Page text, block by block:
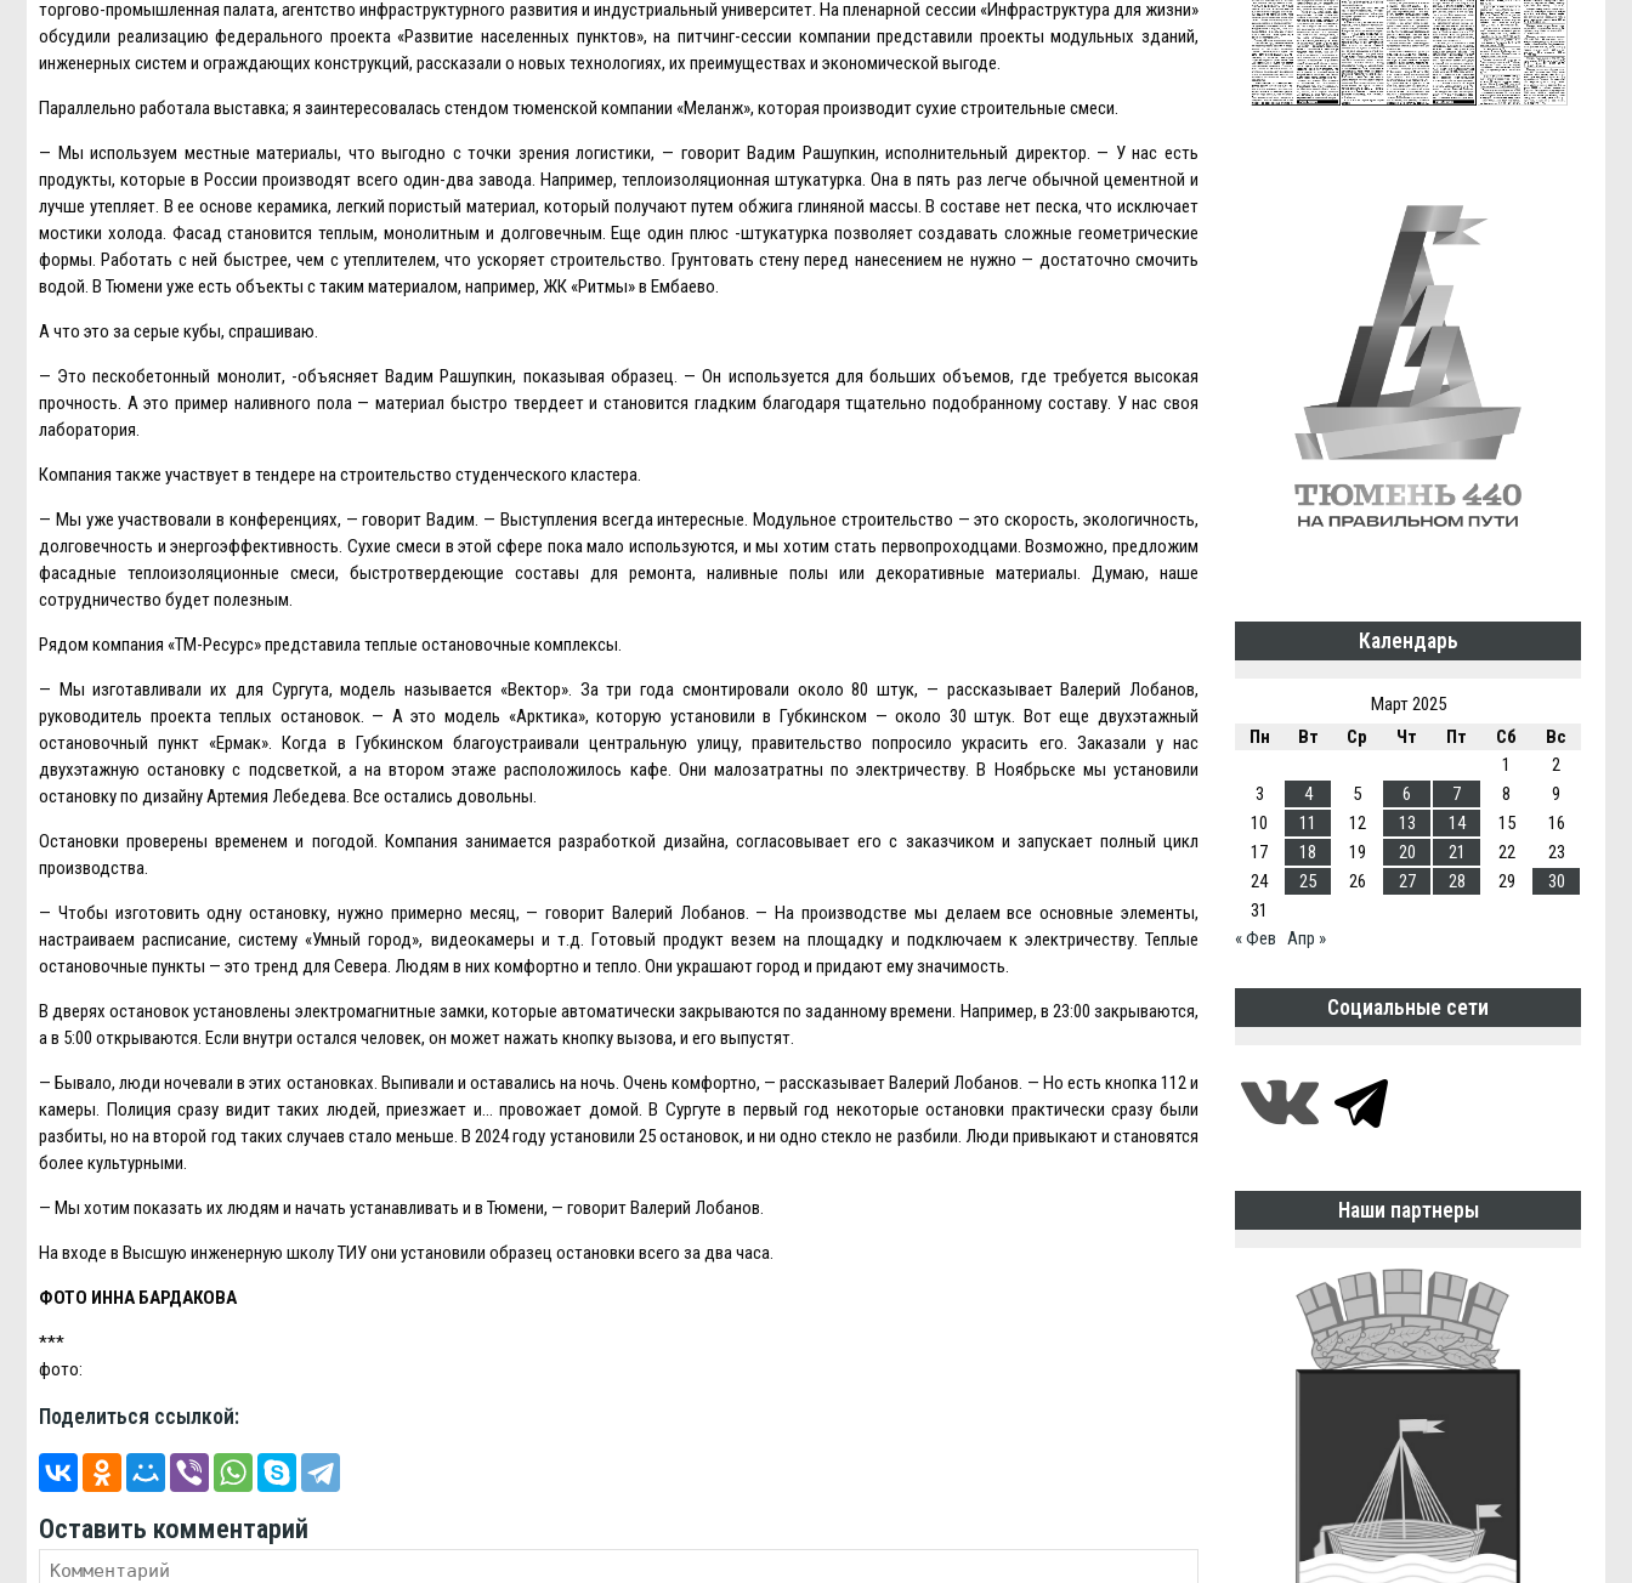
торгово-промышленная палата, агентство инфраструктурного развития и индустриальный университет. На пленарной сессии «Инфраструктура для жизни»
обсудили реализацию федерального проекта «Развитие населенных пунктов», на питчинг-сессии компании представили проекты модульных зданий,
инженерных систем и ограждающих конструкций, рассказали о новых технологиях, их преимуществах и экономической выгоде.
Параллельно работала выставка; я заинтересовалась стендом тюменской компании «Меланж», которая производит сухие строительные смеси.
— Мы используем местные материалы, что выгодно с точки зрения логистики, — говорит Вадим Рашупкин, исполнительный директор. — У нас есть
продукты, которые в России производят всего один-два завода. Например, теплоизоляционная штукатурка. Она в пять раз легче обычной цементной и
лучше утепляет. В ее основе керамика, легкий пористый материал, который получают путем обжига глиняной массы. В составе нет песка, что исключает
мостики холода. Фасад становится теплым, монолитным и долговечным. Eще один плюс -штукатурка позволяет создавать сложные геометрические
формы. Работать с ней быстрее, чем с утеплителем, что ускоряет строительство. Грунтовать стену перед нанесением не нужно — достаточно смочить
водой. В Тюмени уже есть объекты с таким материалом, например, ЖК «Ритмы» в Eмбаево.
А что это за серые кубы, спрашиваю.
— Это пескобетонный монолит, -объясняет Вадим Рашупкин, показывая образец. — Он используется для больших объемов, где требуется высокая
прочность. А это пример наливного пола — материал быстро твердеет и становится гладким благодаря тщательно подобранному составу. У нас своя
лаборатория.
Компания также участвует в тендере на строительство студенческого кластера.
— Мы уже участвовали в конференциях, — говорит Вадим. — Выступления всегда интересные. Модульное строительство — это скорость, экологичность,
долговечность и энергоэффективность. Сухие смеси в этой сфере пока мало используются, и мы хотим стать первопроходцами. Возможно, предложим
фасадные теплоизоляционные смеси, быстротвердеющие составы для ремонта, наливные полы или декоративные материалы. Думаю, наше
сотрудничество будет полезным.
Рядом компания «ТМ-Ресурс» представила теплые остановочные комплексы.
— Мы изготавливали их для Сургута, модель называется «Вектор». За три года смонтировали около 80 штук, — рассказывает Валерий Лобанов,
руководитель проекта теплых остановок. — А это модель «Арктика», которую установили в Губкинском — около 30 штук. Вот еще двухэтажный
остановочный пункт «Eрмак». Когда в Губкинском благоустраивали центральную улицу, правительство попросило украсить его. Заказали у нас
двухэтажную остановку с подсветкой, а на втором этаже расположилось кафе. Они малозатратны по электричеству. В Ноябрьске мы установили
остановку по дизайну Артемия Лебедева. Все остались довольны.
Остановки проверены временем и погодой. Компания занимается разработкой дизайна, согласовывает его с заказчиком и запускает полный цикл
производства.
— Чтобы изготовить одну остановку, нужно примерно месяц, — говорит Валерий Лобанов. — На производстве мы делаем все основные элементы,
настраиваем расписание, систему «Умный город», видеокамеры и т.д. Готовый продукт везем на площадку и подключаем к электричеству. Теплые
остановочные пункты — это тренд для Севера. Людям в них комфортно и тепло. Они украшают город и придают ему значимость.
В дверях остановок установлены электромагнитные замки, которые автоматически закрываются по заданному времени. Например, в 23:00 закрываются,
а в 5:00 открываются. Eсли внутри остался человек, он может нажать кнопку вызова, и его выпустят.
— Бывало, люди ночевали в этих остановках. Выпивали и оставались на ночь. Очень комфортно, — рассказывает Валерий Лобанов. — Но есть кнопка 112 и
камеры. Полиция сразу видит таких людей, приезжает и… провожает домой. В Сургуте в первый год некоторые остановки практически сразу были
разбиты, но на второй год таких случаев стало меньше. В 2024 году установили 25 остановок, и ни одно стекло не разбили. Люди привыкают и становятся
более культурными.
— Мы хотим показать их людям и начать устанавливать и в Тюмени, — говорит Валерий Лобанов.
На входе в Высшую инженерную школу ТИУ они установили образец остановки всего за два часа.
ФОТО ИННА БАРДАКОВА
***
фото:
Поделиться ссылкой:
Оставить комментарий
Календарь
Март 2025
Пн
Вт Ср Чт Пт Сб
Вс
1
2
3
4 5 6 7 8
9
10
11 12 13 14 15
16
17
18 19 20 21 22
23
24
25 26 27 28 29
30
31
« Фев Апр »
Социальные сети
Наши партнеры